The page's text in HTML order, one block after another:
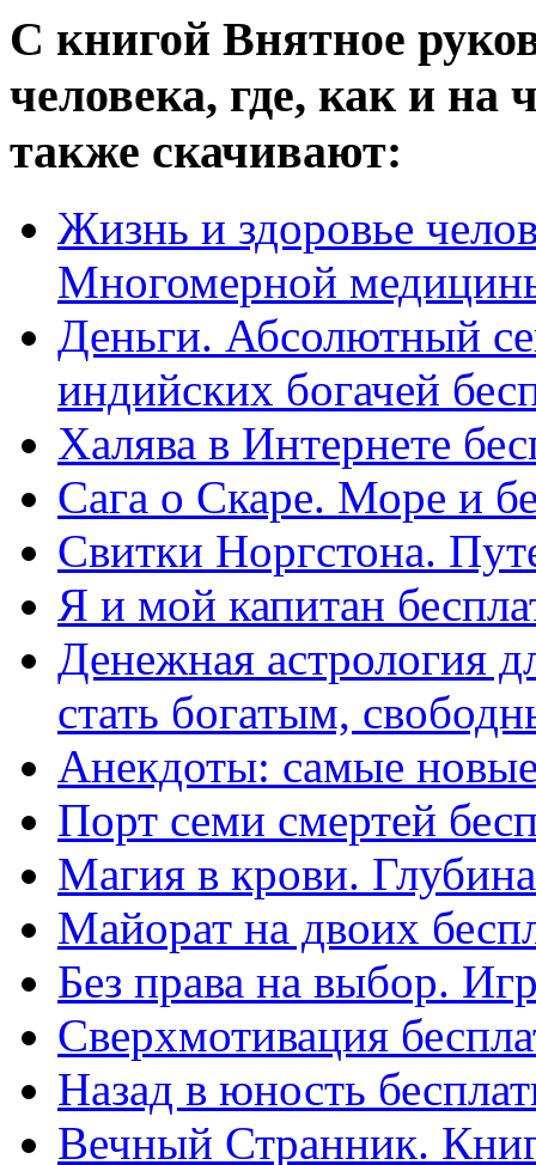
С книгой Внятное
человека, где, как и на
также скачивают:
Жизнь и здоровье
Многомерной
Деньги. Абсолютный
индийских богачей
Халява в Интернете
Сага о Скаре. Море и
Свитки Норгстона.
Я и мой капитан
Денежная астрология
стать богатым,
Анекдоты: самые
Порт семи смертей
Магия в крови.
Майорат на двоих
Без права на выбор.
Сверхмотивация
Назад в юность
Вечный Странник.